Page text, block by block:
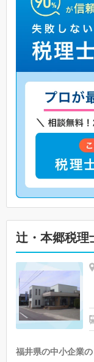
辻・本郷税
福井県の中小企業